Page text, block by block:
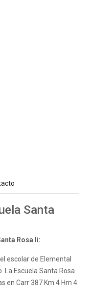
Santa
Rosa Ii:
escolar de Elemental
La Escuela Santa Rosa
en Carr 387 Km 4 Hm 4